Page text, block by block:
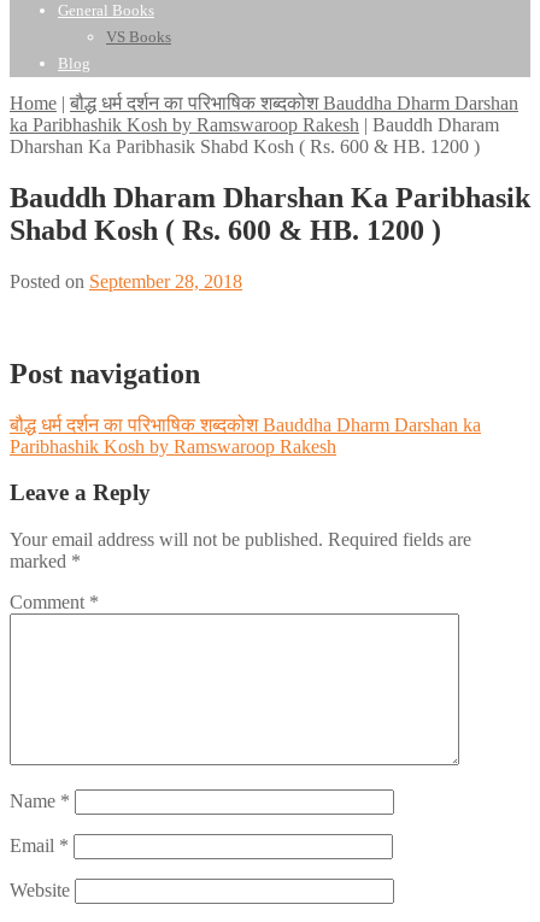
General Books
VS Books
Blog
Home | बौद्ध धर्म दर्शन का परिभाषिक शब्दकोश Bauddha Dharm Darshan
ka Paribhashik Kosh by Ramswaroop Rakesh | Bauddh Dharam
Dharshan Ka Paribhasik Shabd Kosh ( Rs. 600 & HB. 1200 )
Bauddh Dharam Dharshan Ka Paribhasik
Shabd Kosh ( Rs. 600 & HB. 1200 )
Posted on September 28, 2018
Post navigation
बौद्ध धर्म दर्शन का परिभाषिक शब्दकोश Bauddha Dharm Darshan ka
Paribhashik Kosh by Ramswaroop Rakesh
Leave a Reply
Your email address will not be published. Required fields are
marked *
Comment *
Name *
Email *
Website